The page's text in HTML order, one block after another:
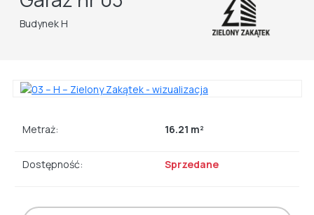
Budynek H
Metraż: 16.21 m²
Dostępność: Sprzedane